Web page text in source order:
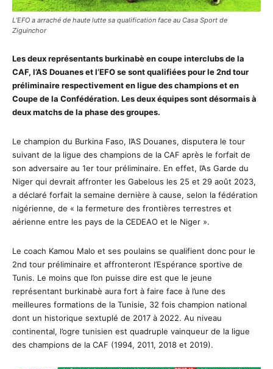
L’EFO a arraché de haute lutte sa qualification face au Casa Sport de
Ziguinchor
Les deux représentants burkinabè en coupe interclubs de la
CAF, l’AS Douanes et l’EFO se sont qualifiées pour le 2nd tour
préliminaire respectivement en ligue des champions et en
Coupe de la Confédération. Les deux équipes sont désormais à
deux matchs de la phase des groupes.
Le champion du Burkina Faso, l’AS Douanes, disputera le tour
suivant de la ligue des champions de la CAF après le forfait de
son adversaire au 1er tour préliminaire. En effet, l’As Garde du
Niger qui devrait affronter les Gabelous les 25 et 29 août 2023,
a déclaré forfait la semaine dernière à cause, selon la fédération
nigérienne, de « la fermeture des frontières terrestres et
aérienne entre les pays de la CEDEAO et le Niger ».
Le coach Kamou Malo et ses poulains se qualifient donc pour le
2nd tour préliminaire et affronteront l’Espérance sportive de
Tunis. Le moins que l’on puisse dire est que le jeune
représentant burkinabè aura fort à faire face à l’une des
meilleures formations de la Tunisie, 32 fois champion national
dont un historique sextuplé de 2017 à 2022. Au niveau
continental, l’ogre tunisien est quadruple vainqueur de la ligue
des champions de la CAF (1994, 2011, 2018 et 2019).